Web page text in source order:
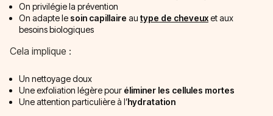
On privilégie la prévention
On adapte le soin capillaire au type de cheveuxet aux
besoins biologiques
Cela implique :
Un nettoyage doux
Une exfoliation légère pour éliminer les cellules mortes
Une attention particulière à l’hydratation